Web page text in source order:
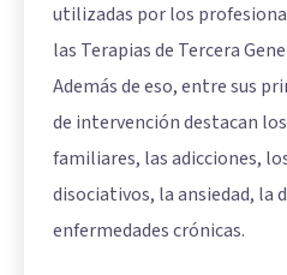
utilizadas por los
las Terapias de Tercera
Además de eso, entre sus
de intervención destacan
familiares, las adicciones,
disociativos, la ansiedad, la
enfermedades crónicas.